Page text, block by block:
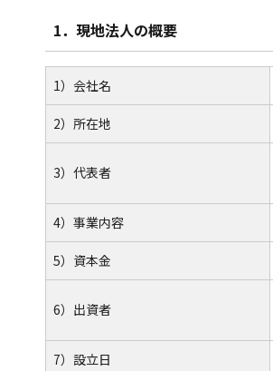
1．現地法人の概要
1）会社名
2）所在地
3）代表者
4）事業内容
5）資本金
6）出資者
7）設立日